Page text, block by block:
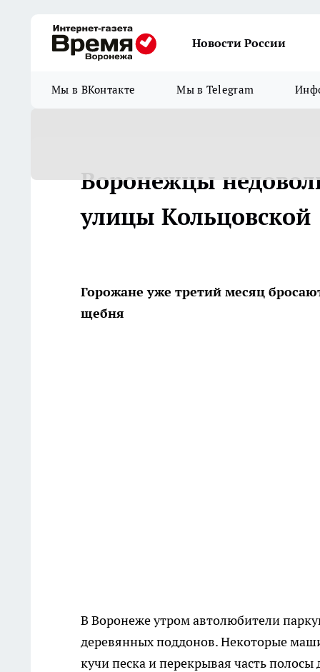
Новости России
Мы в ВКонтакте Мы в Telegram
Воронежцы
улицы Кольцовской
Горожане уже третий месяц
щебня
В Воронеже утром автолюбители
деревянных поддонов. Некоторые
кучи песка и перекрывая часть полосы